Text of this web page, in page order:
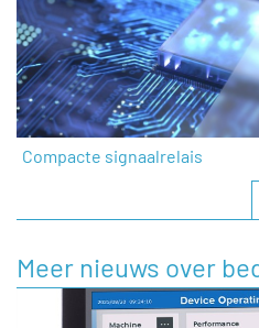
Compacte signaalrelais
Meer nieuws over